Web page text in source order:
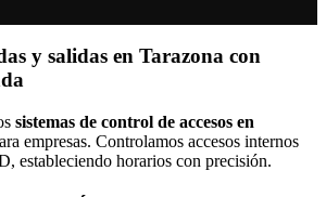
y salidas en Tarazona con
sistemas de control de accesos en
empresas. Controlamos accesos internos
estableciendo horarios con precisión.